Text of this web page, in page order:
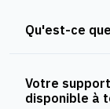
Qu'est-ce
Votre
disponible à